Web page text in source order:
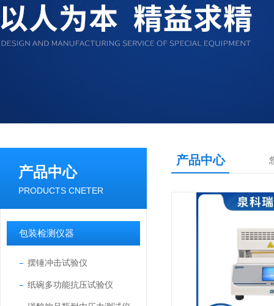
产品中心
PRODUCTS CNETER
包装检测仪器
摆锤冲击试验仪
纸碗多功能抗压试验仪
产品中心